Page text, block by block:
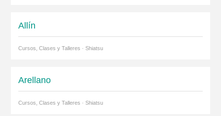
Allín
Cursos, Clases y Talleres · Shiatsu
Arellano
Cursos, Clases y Talleres · Shiatsu